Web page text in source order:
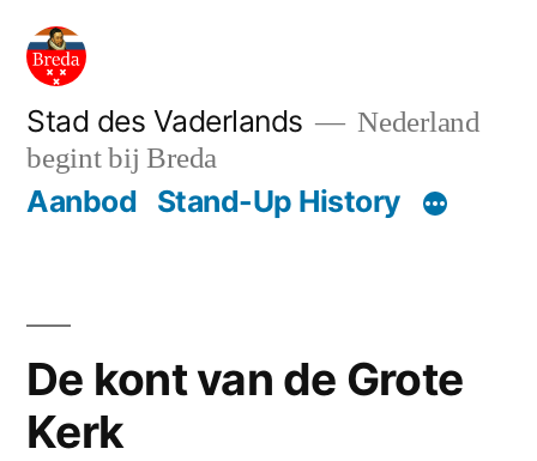
naar
inhoud
Stad des Vaderlands
Nederland
begint bij Breda
Aanbod Stand-Up History
De kont van de Grote
Kerk